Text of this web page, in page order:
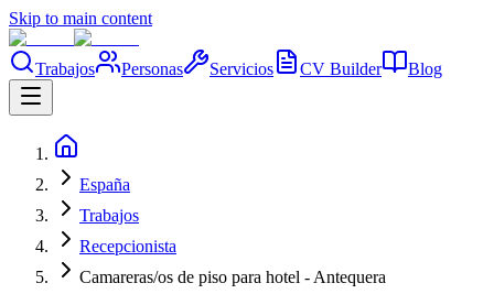
Skip to main content
Trabajos Personas Servicios CV Builder Blog
España
Trabajos
Recepcionista
Camareras/os de piso para hotel - Antequera